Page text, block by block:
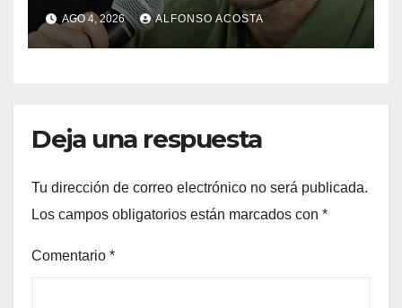
AGO 4, 2026 ALFONSO ACOSTA
Deja una respuesta
Tu dirección de correo electrónico no será publicada.
Los campos obligatorios están marcados con *
Comentario *